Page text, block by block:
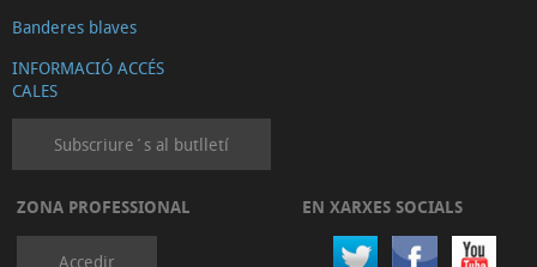
Banderes blaves
INFORMACIÓ ACCÉS
CALES
Subscriure´s al butlletí
ZONA PROFESSIONAL
Accedir
EN XARXES SOCIALS